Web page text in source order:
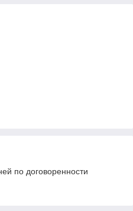
по договоренности